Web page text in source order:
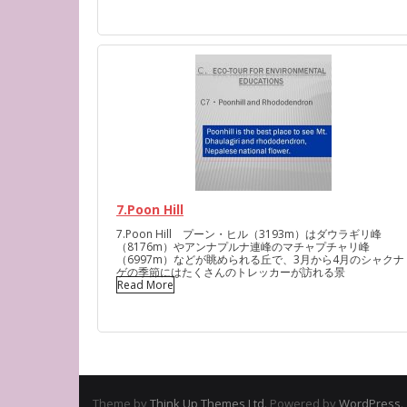
7.Poon Hill
7.Poon Hill プーン・ヒル（3193m）はダウラギリ峰
（8176m）やアンナプルナ連峰のマチャプチャリ峰
（6997m）などが眺められる丘で、3月から4月のシャクナ
ゲの季節にはたくさんのトレッカーが訪れる景
Read More
Theme by Think Up Themes Ltd. Powered by WordPress.